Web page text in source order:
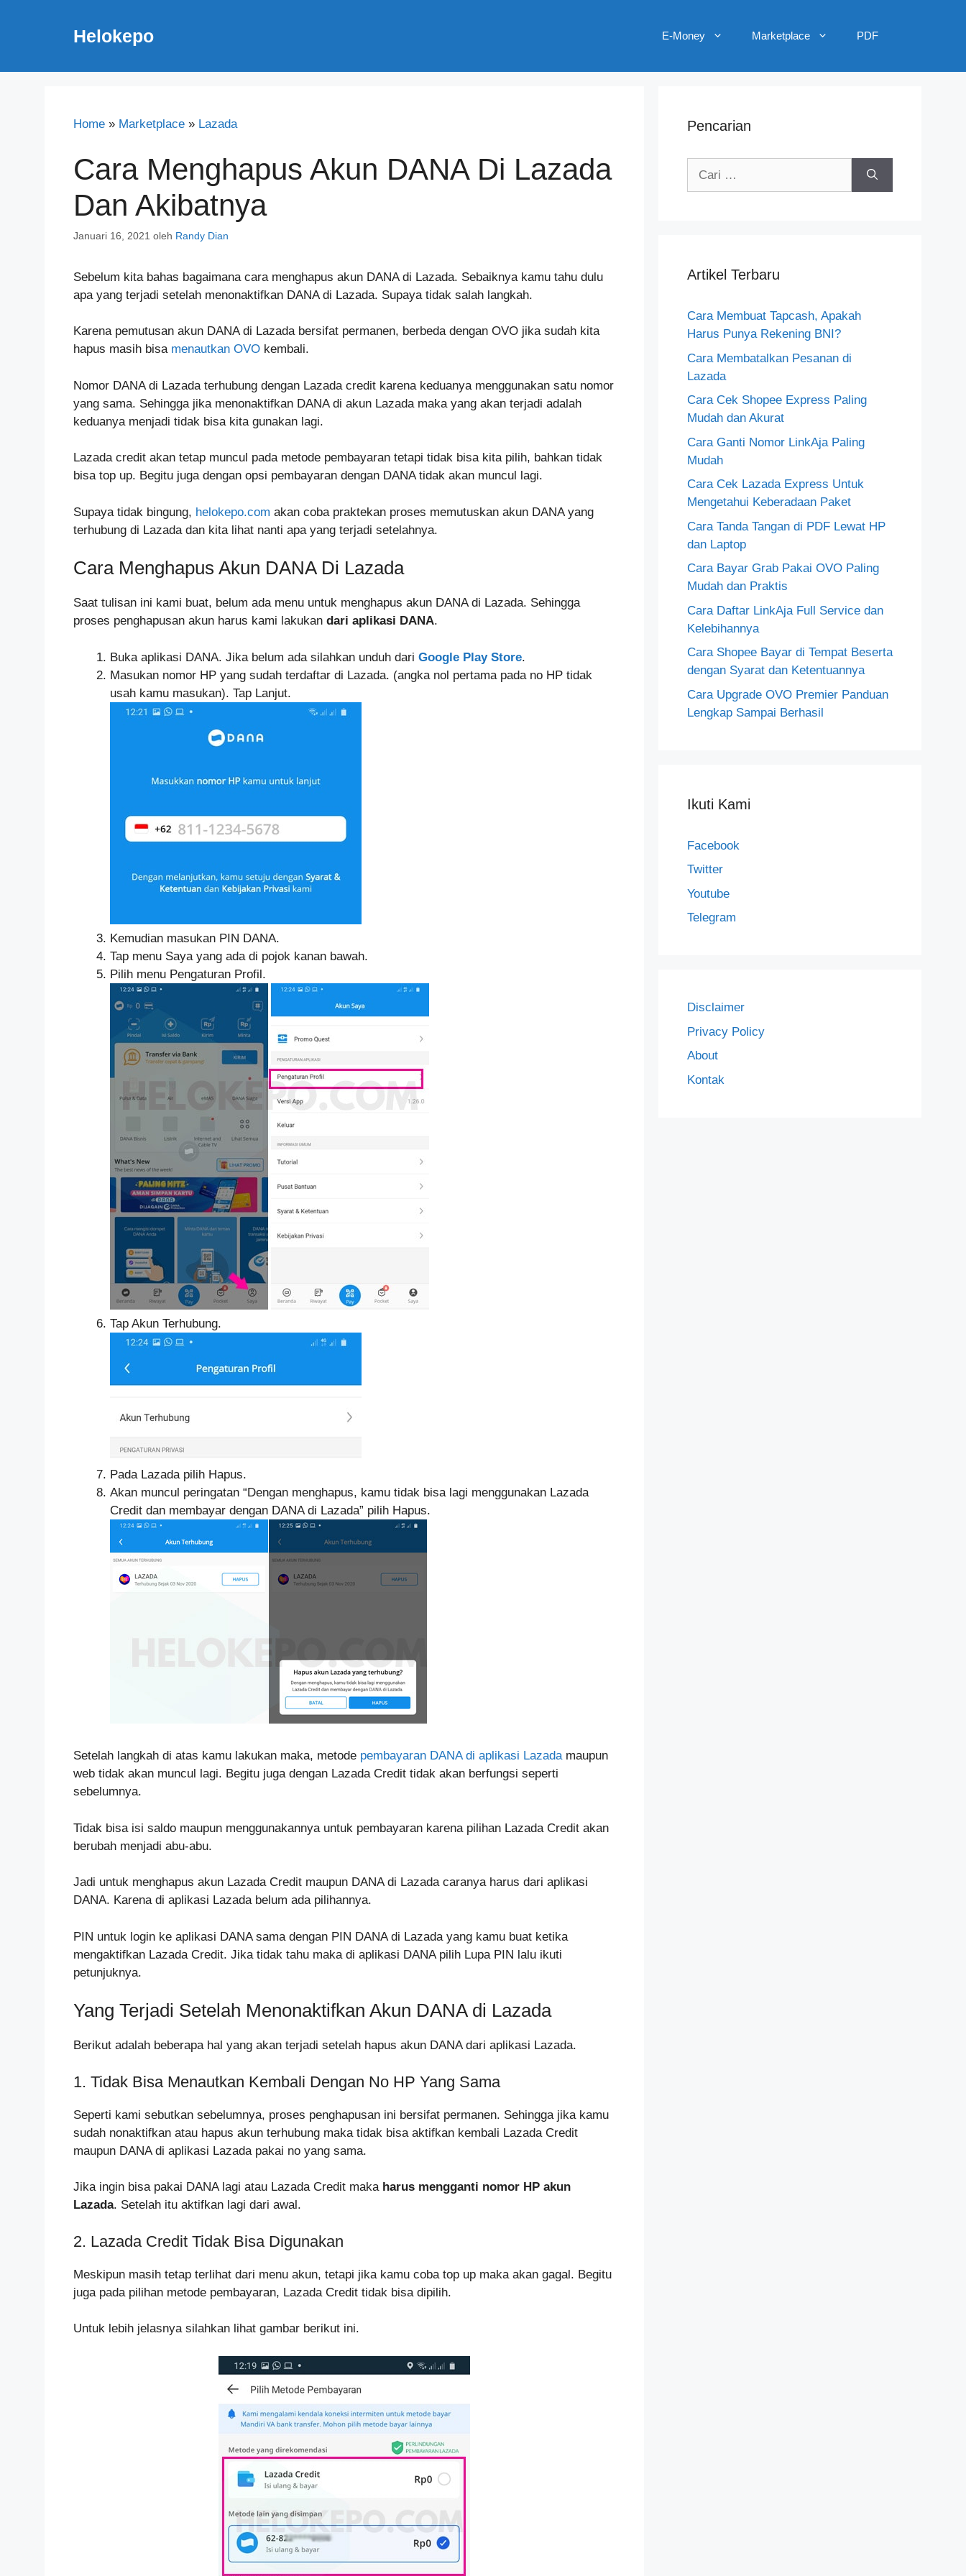
Helokepo E-Money Marketplace PDF
Home » Marketplace » Lazada
Cara Menghapus Akun DANA Di Lazada
Dan Akibatnya
Januari 16, 2021 oleh Randy Dian
Sebelum kita bahas bagaimana cara menghapus akun DANA di Lazada. Sebaiknya kamu tahu dulu
apa yang terjadi setelah menonaktifkan DANA di Lazada. Supaya tidak salah langkah.
Karena pemutusan akun DANA di Lazada bersifat permanen, berbeda dengan OVO jika sudah kita
hapus masih bisa menautkan OVO kembali.
Nomor DANA di Lazada terhubung dengan Lazada credit karena keduanya menggunakan satu nomor
yang sama. Sehingga jika menonaktifkan DANA di akun Lazada maka yang akan terjadi adalah
keduanya menjadi tidak bisa kita gunakan lagi.
Lazada credit akan tetap muncul pada metode pembayaran tetapi tidak bisa kita pilih, bahkan tidak
bisa top up. Begitu juga dengan opsi pembayaran dengan DANA tidak akan muncul lagi.
Supaya tidak bingung, helokepo.com akan coba praktekan proses memutuskan akun DANA yang
terhubung di Lazada dan kita lihat nanti apa yang terjadi setelahnya.
Cara Menghapus Akun DANA Di Lazada
Saat tulisan ini kami buat, belum ada menu untuk menghapus akun DANA di Lazada. Sehingga
proses penghapusan akun harus kami lakukan dari aplikasi DANA.
Buka aplikasi DANA. Jika belum ada silahkan unduh dari Google Play Store.
Masukan nomor HP yang sudah terdaftar di Lazada. (angka nol pertama pada no HP tidak
usah kamu masukan). Tap Lanjut.
Kemudian masukan PIN DANA.
Tap menu Saya yang ada di pojok kanan bawah.
Pilih menu Pengaturan Profil.
Tap Akun Terhubung.
Pada Lazada pilih Hapus.
Akan muncul peringatan “Dengan menghapus, kamu tidak bisa lagi menggunakan Lazada
Credit dan membayar dengan DANA di Lazada” pilih Hapus.
Setelah langkah di atas kamu lakukan maka, metode pembayaran DANA di aplikasi Lazadamaupun
web tidak akan muncul lagi. Begitu juga dengan Lazada Credit tidak akan berfungsi seperti
sebelumnya.
Tidak bisa isi saldo maupun menggunakannya untuk pembayaran karena pilihan Lazada Credit akan
berubah menjadi abu-abu.
Jadi untuk menghapus akun Lazada Credit maupun DANA di Lazada caranya harus dari aplikasi
DANA. Karena di aplikasi Lazada belum ada pilihannya.
PIN untuk login ke aplikasi DANA sama dengan PIN DANA di Lazada yang kamu buat ketika
mengaktifkan Lazada Credit. Jika tidak tahu maka di aplikasi DANA pilih Lupa PIN lalu ikuti
petunjuknya.
Yang Terjadi Setelah Menonaktifkan Akun DANA di Lazada
Berikut adalah beberapa hal yang akan terjadi setelah hapus akun DANA dari aplikasi Lazada.
1. Tidak Bisa Menautkan Kembali Dengan No HP Yang Sama
Seperti kami sebutkan sebelumnya, proses penghapusan ini bersifat permanen. Sehingga jika kamu
sudah nonaktifkan atau hapus akun terhubung maka tidak bisa aktifkan kembali Lazada Credit
maupun DANA di aplikasi Lazada pakai no yang sama.
Jika ingin bisa pakai DANA lagi atau Lazada Credit maka harus mengganti nomor HP akun
Lazada. Setelah itu aktifkan lagi dari awal.
2. Lazada Credit Tidak Bisa Digunakan
Meskipun masih tetap terlihat dari menu akun, tetapi jika kamu coba top up maka akan gagal. Begitu
juga pada pilihan metode pembayaran, Lazada Credit tidak bisa dipilih.
Untuk lebih jelasnya silahkan lihat gambar berikut ini.
Pencarian
Artikel Terbaru
Cara Membuat Tapcash, Apakah
Harus Punya Rekening BNI?
Cara Membatalkan Pesanan di
Lazada
Cara Cek Shopee Express Paling
Mudah dan Akurat
Cara Ganti Nomor LinkAja Paling
Mudah
Cara Cek Lazada Express Untuk
Mengetahui Keberadaan Paket
Cara Tanda Tangan di PDF Lewat HP
dan Laptop
Cara Bayar Grab Pakai OVO Paling
Mudah dan Praktis
Cara Daftar LinkAja Full Service dan
Kelebihannya
Cara Shopee Bayar di Tempat Beserta
dengan Syarat dan Ketentuannya
Cara Upgrade OVO Premier Panduan
Lengkap Sampai Berhasil
Ikuti Kami
Facebook
Twitter
Youtube
Telegram
Disclaimer
Privacy Policy
About
Kontak